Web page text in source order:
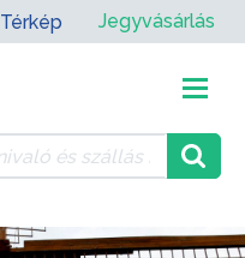
Térkép Jegyvásárlás